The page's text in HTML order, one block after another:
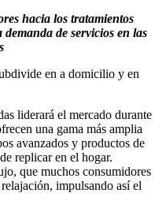
hacia los tratamientos
de servicios en las
en a domicilio y en
liderará el mercado durante
una gama más amplia
avanzados y productos de
replicar en el hogar.
que muchos consumidores
impulsando así el